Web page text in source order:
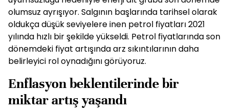
olumsuz ayrışıyor. Salgının başlarında tarihsel olarak
oldukça düşük seviyelere inen petrol fiyatları 2021
yılında hızlı bir şekilde yükseldi. Petrol fiyatlarında son
dönemdeki fiyat artışında arz sıkıntılarının daha
belirleyici rol oynadığını görüyoruz.
Enflasyon beklentilerinde bir
miktar artış yaşandı